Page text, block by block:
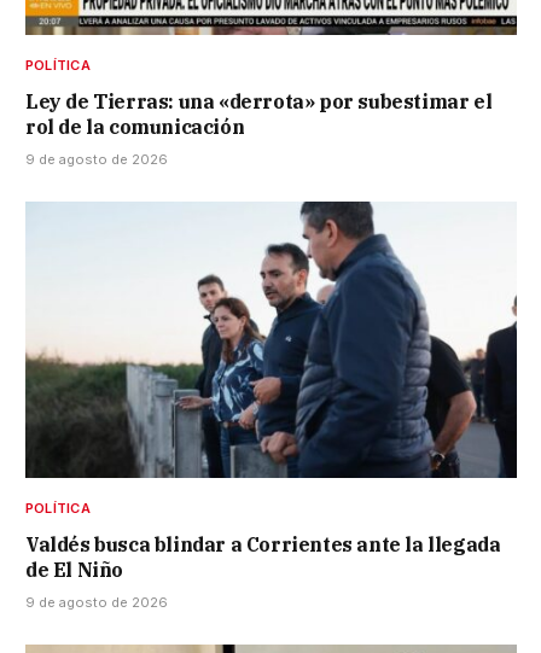
POLÍTICA
Ley de Tierras: una «derrota» por subestimar el
rol de la comunicación
9 de agosto de 2026
POLÍTICA
Valdés busca blindar a Corrientes ante la llegada
de El Niño
9 de agosto de 2026